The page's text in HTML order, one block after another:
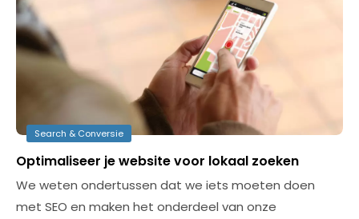
Search & Conversie
Optimaliseer je website voor lokaal zoeken
We weten ondertussen dat we iets moeten doen
met SEO en maken het onderdeel van onze